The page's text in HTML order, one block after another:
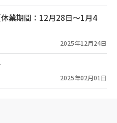
業期間：12月28日～1月4
2025年12月24日
2025年02月01日